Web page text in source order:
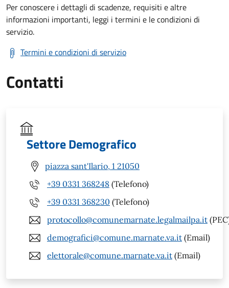
Per conoscere i dettagli di scadenze, requisiti e altre
informazioni importanti, leggi i termini e le condizioni di
servizio.
Termini e condizioni di servizio
Contatti
Settore Demografico
piazza sant'Ilario, 1 21050
+39 0331 368248 (Telefono)
+39 0331 368230 (Telefono)
protocollo@comunemarnate.legalmailpa.it
demografici@comune.marnate.va.it (Email)
elettorale@comune.marnate.va.it (Email)